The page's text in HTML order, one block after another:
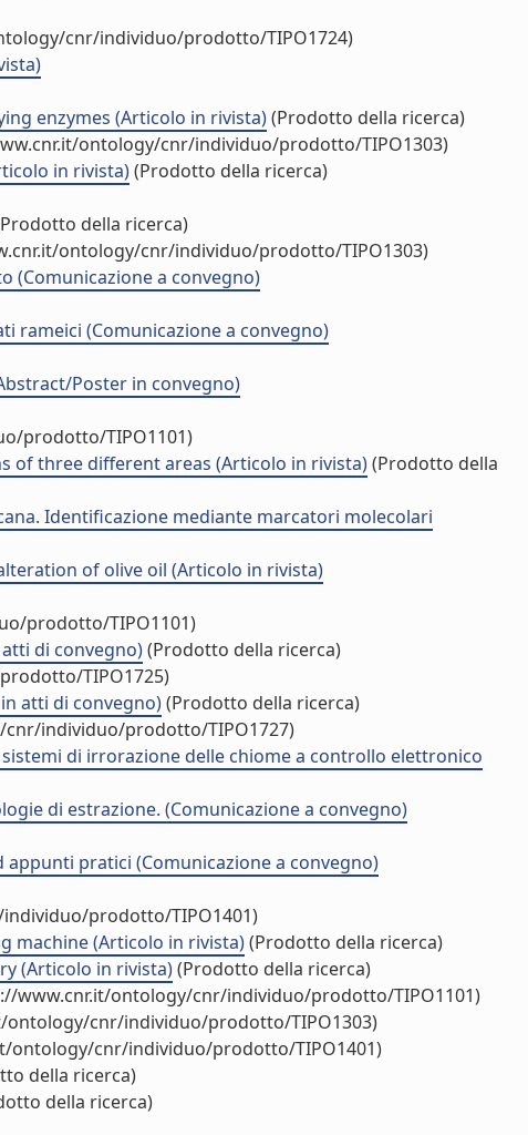
cnr/individuo/prodotto/TIPO1724)
enzymes (Articolo in rivista)(Prodotto della ricerca)
ontology/cnr/individuo/prodotto/TIPO1303)
in rivista)(Prodotto della ricerca)
della ricerca)
ontology/cnr/individuo/prodotto/TIPO1303)
(Comunicazione a convegno)
rameici (Comunicazione a convegno)
Poster in convegno)
prodotto/TIPO1101)
of three different areas (Articolo in rivista)(Prodotto della
Identificazione mediante marcatori molecolari
of olive oil (Articolo in rivista)
prodotto/TIPO1101)
di convegno)(Prodotto della ricerca)
TIPO1725)
atti di convegno)(Prodotto della ricerca)
individuo/prodotto/TIPO1727)
di irrorazione delle chiome a controllo elettronico
di estrazione. (Comunicazione a convegno)
pratici (Comunicazione a convegno)
prodotto/TIPO1401)
machine (Articolo in rivista)(Prodotto della ricerca)
(Articolo in rivista)(Prodotto della ricerca)
www.cnr.it/ontology/cnr/individuo/prodotto/TIPO1101)
ontology/cnr/individuo/prodotto/TIPO1303)
ontology/cnr/individuo/prodotto/TIPO1401)
della ricerca)
della ricerca)